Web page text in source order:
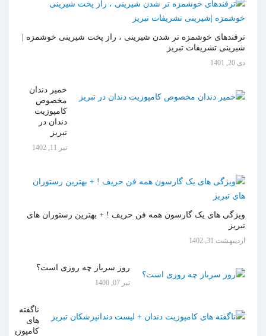
ترفندهای خوشمزه تر شدن شیرینی ، راز پخت شیرینی خوشمزه |
شیرینی تشریفات تبریز
دی 20, 1401
خمیر دندان
مخصوص
کامپوزیت
دندان در
تبریز
تیر 11, 1402
ویژگی های یک گارسون همه فن حریف ! + بهترین رستوران های
تبریز
ارديبهشت 31, 1402
روز سرباز چه روزی است؟
تیر 07, 1400
ناگفته
های
کامپوزیت